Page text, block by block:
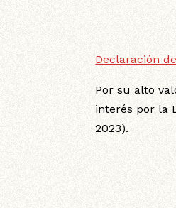
Declaración
Por su alto
interés por la
2023).